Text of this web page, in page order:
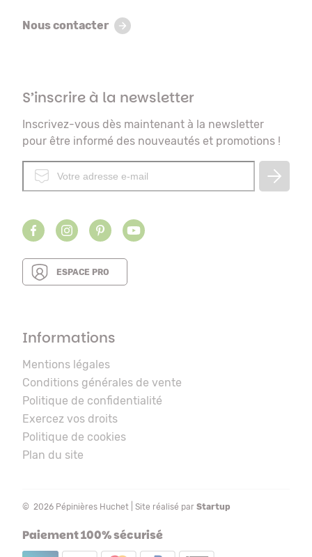
Nous contacter
S’inscrire à la newsletter
Inscrivez-vous dès maintenant à la newsletter
pour être informé des nouveautés et promotions !
ESPACE PRO
Informations
Mentions légales
Conditions générales de vente
Politique de confidentialité
Exercez vos droits
Politique de cookies
Plan du site
© 2026 Pépinières Huchet | Site réalisé par Startup
Paiement 100% sécurisé